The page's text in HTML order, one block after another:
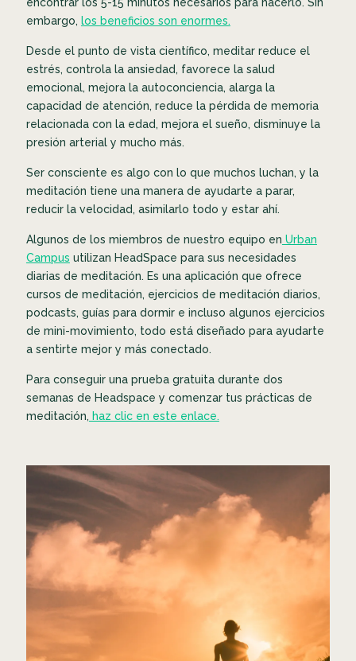
embargo, los beneficios son enormes.
Desde el punto de vista científico, meditar reduce el
estrés, controla la ansiedad, favorece la salud
emocional, mejora la autoconciencia, alarga la
capacidad de atención, reduce la pérdida de memoria
relacionada con la edad, mejora el sueño, disminuye la
presión arterial y mucho más.
Ser consciente es algo con lo que muchos luchan, y la
meditación tiene una manera de ayudarte a parar,
reducir la velocidad, asimilarlo todo y estar ahí.
Algunos de los miembros de nuestro equipo en Urban
Campus utilizan HeadSpace para sus necesidades
diarias de meditación. Es una aplicación que ofrece
cursos de meditación, ejercicios de meditación diarios,
podcasts, guías para dormir e incluso algunos ejercicios
de mini-movimiento, todo está diseñado para ayudarte
a sentirte mejor y más conectado.
Para conseguir una prueba gratuita durante dos
semanas de Headspace y comenzar tus prácticas de
meditación, haz clic en este enlace.